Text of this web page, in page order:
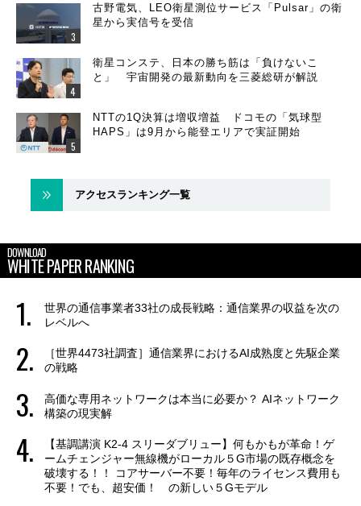
古野電気、LEO衛星測位サービス「Pulsar」の衛
星から実信号を受信
衛星コンステ、日本の勝ち筋は「負けないこ
と」 宇宙開発の最新動向を三菱総研が解説
NTTの1Q決算は増収増益 ドコモの「気球型
HAPS」は9月から能登エリアで実証開始
アクセスランキング一覧
DOWNLOAD
WHITE PAPER RANKING
世界の通信事業者33社の成長戦略：通信業界の収益を次の
レベルへ
［世界4473社調査］通信業界におけるAI成熟度と先駆企業
の戦略
高価な専用ネットワークは本当に必要か？ AIネットワーク
構築の現実解
【基調講演 K2-4 スリーダブリュー】何もかもが革命！ゲ
ームチェンジャー無線機がローカル５G市場の既存概念を
破壊する！！ コアサーバー不要！毎年のライセンス費用も
不要！でも、超安価！ の新しい５Gモデル